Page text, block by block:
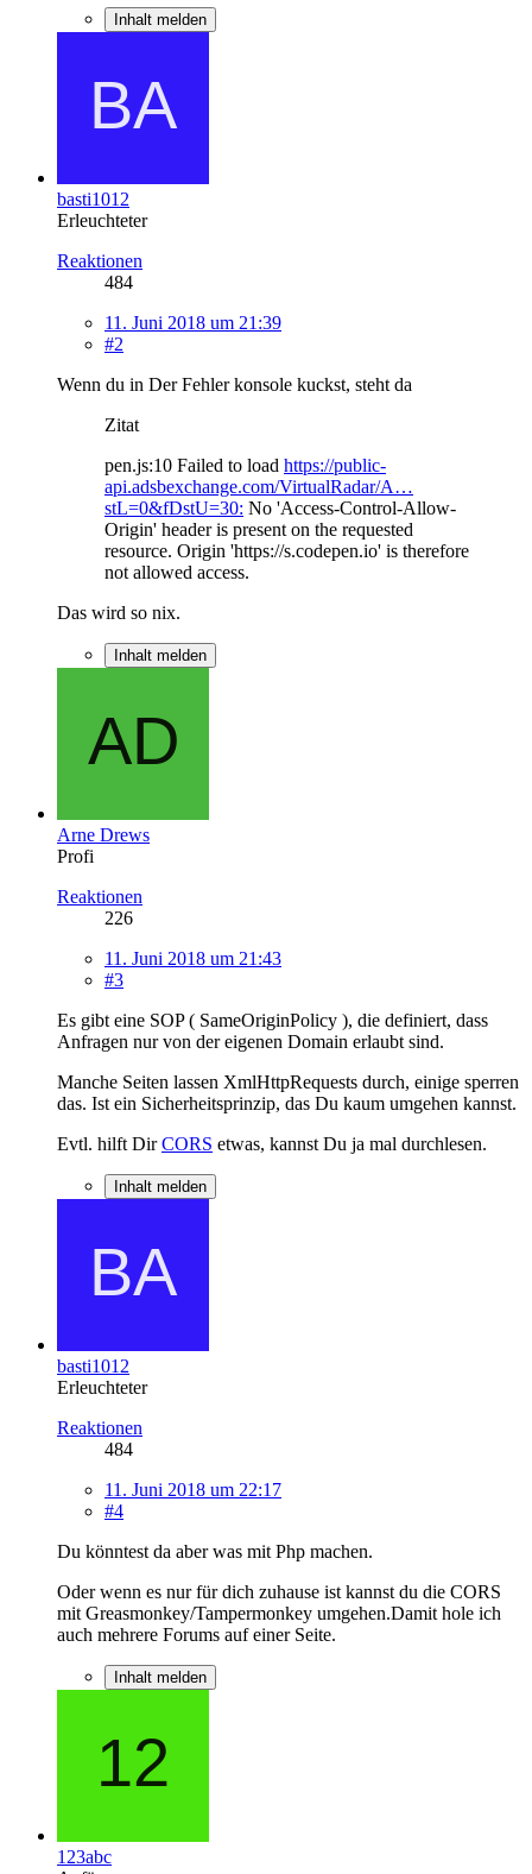
Inhalt melden
basti1012
Erleuchteter
Reaktionen
484
11. Juni 2018 um 21:39
#2
Wenn du in Der Fehler konsole kuckst, steht da
Zitat
pen.js:10 Failed to load https://public-
api.adsbexchange.com/VirtualRadar/A…
stL=0&fDstU=30: No 'Access-Control-Allow-
Origin' header is present on the requested
resource. Origin 'https://s.codepen.io' is therefore
not allowed access.
Das wird so nix.
Inhalt melden
Arne Drews
Profi
Reaktionen
226
11. Juni 2018 um 21:43
#3
Es gibt eine SOP ( SameOriginPolicy ), die definiert, dass
Anfragen nur von der eigenen Domain erlaubt sind.
Manche Seiten lassen XmlHttpRequests durch, einige sperren
das. Ist ein Sicherheitsprinzip, das Du kaum umgehen kannst.
Evtl. hilft DirCORS etwas, kannst Du ja mal durchlesen.
Inhalt melden
basti1012
Erleuchteter
Reaktionen
484
11. Juni 2018 um 22:17
#4
Du könntest da aber was mit Php machen.
Oder wenn es nur für dich zuhause ist kannst du die CORS
mit Greasmonkey/Tampermonkey umgehen.Damit hole ich
auch mehrere Forums auf einer Seite.
Inhalt melden
123abc